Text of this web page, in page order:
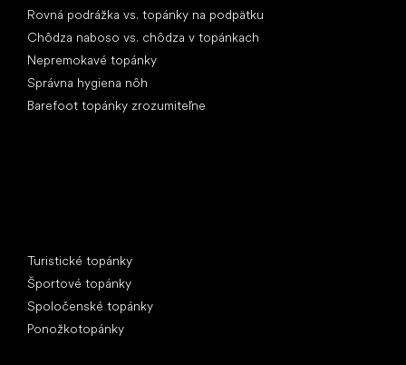
Rovná podrážka vs. topánky na podpätku
Chôdza naboso vs. chôdza v topánkach
Nepremokavé topánky
Správna hygiena nôh
Barefoot topánky zrozumiteľne
Turistické topánky
Športové topánky
Spoločenské topánky
Ponožkotopánky